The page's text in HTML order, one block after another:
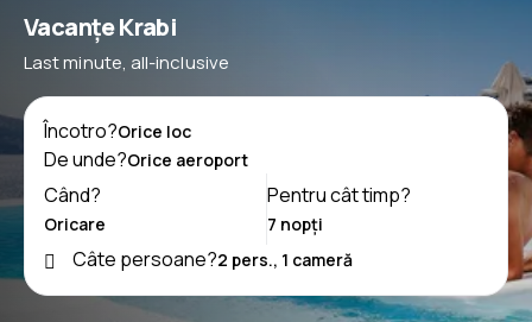
Vacanţe Krabi
Last minute, all-inclusive
Încotro?
De unde?
Când?
Pentru cât timp?
Câte persoane?